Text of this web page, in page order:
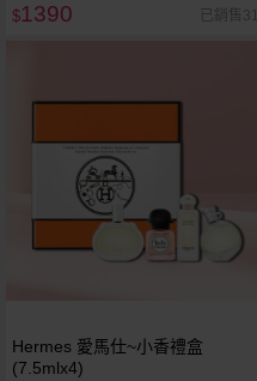
$1390 已銷售31
Hermes 愛馬仕~小香禮盒
(7.5mlx4)